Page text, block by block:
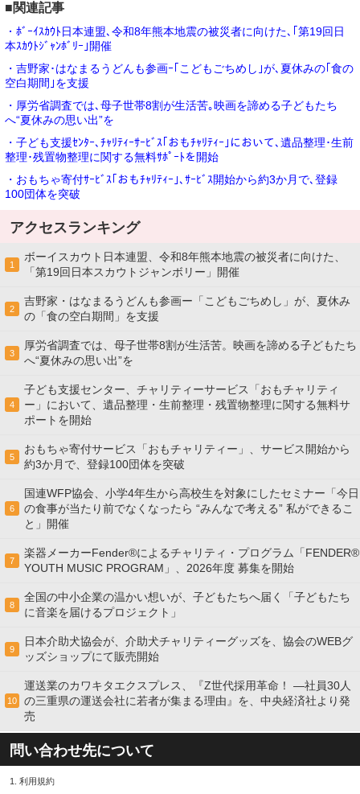
■関連記事
・ﾎﾞｰｲｽｶｳﾄ日本連盟､令和8年熊本地震の被災者に向けた､｢第19回日
本ｽｶｳﾄｼﾞｬﾝﾎﾞﾘｰ｣開催
・吉野家･はなまるうどんも参画ｰ｢こどもごちめし｣が､夏休みの｢食の
空白期間｣を支援
・厚労省調査では､母子世帯8割が生活苦｡映画を諦める子どもたち
へ“夏休みの思い出”を
・子ども支援ｾﾝﾀｰ､ﾁｬﾘﾃｨｰｻｰﾋﾞｽ｢おもﾁｬﾘﾃｨｰ｣において､遺品整理･生前
整理･残置物整理に関する無料ｻﾎﾟｰﾄを開始
・おもちゃ寄付ｻｰﾋﾞｽ｢おもﾁｬﾘﾃｨｰ｣､ｻｰﾋﾞｽ開始から約3か月で､登録
100団体を突破
アクセスランキング
1
ボーイスカウト日本連盟、令和8年熊本地震の被災者に向けた、
「第19回日本スカウトジャンボリー」開催
2
吉野家・はなまるうどんも参画ー「こどもごちめし」が、夏休み
の「食の空白期間」を支援
3
厚労省調査では、母子世帯8割が生活苦。映画を諦める子どもたち
へ“夏休みの思い出”を
4
子ども支援センター、チャリティーサービス「おもチャリティ
ー」において、遺品整理・生前整理・残置物整理に関する無料サ
ポートを開始
5
おもちゃ寄付サービス「おもチャリティー」、サービス開始から
約3か月で、登録100団体を突破
6
国連WFP協会、小学4年生から高校生を対象にしたセミナー「今日
の食事が当たり前でなくなったら “みんなで考える” 私ができるこ
と」開催
7
楽器メーカーFender®によるチャリティ・プログラム「FENDER®︎
YOUTH MUSIC PROGRAM」、2026年度 募集を開始
8
全国の中小企業の温かい想いが、子どもたちへ届く「子どもたち
に音楽を届けるプロジェクト」
9
日本介助犬協会が、介助犬チャリティーグッズを、協会のWEBグ
ッズショップにて販売開始
10
運送業のカワキタエクスプレス、『Z世代採用革命！ ―社員30人
の三重県の運送会社に若者が集まる理由』を、中央経済社より発
売
問い合わせ先について
1. 利用規約